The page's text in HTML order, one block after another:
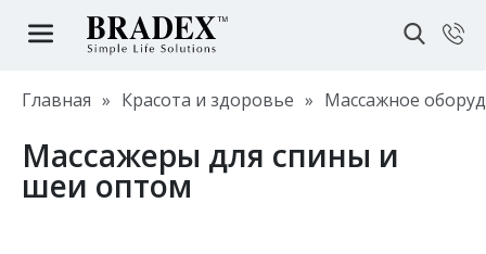
Главная » Красота и здоровье » Массажное
Массажеры для спины и
шеи оптом